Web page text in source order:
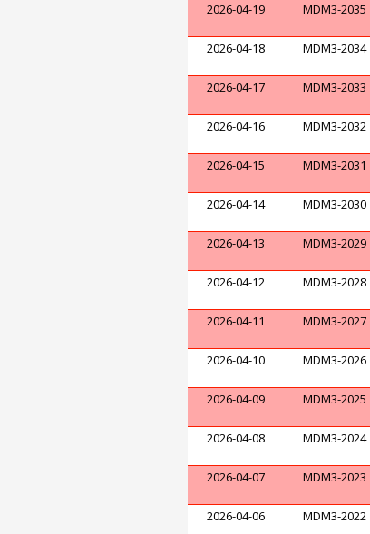
2026-04-19 MDM3-2035
2026-04-18 MDM3-2034
2026-04-17 MDM3-2033
2026-04-16 MDM3-2032
2026-04-15 MDM3-2031
2026-04-14 MDM3-2030
2026-04-13 MDM3-2029
2026-04-12 MDM3-2028
2026-04-11 MDM3-2027
2026-04-10 MDM3-2026
2026-04-09 MDM3-2025
2026-04-08 MDM3-2024
2026-04-07 MDM3-2023
2026-04-06 MDM3-2022